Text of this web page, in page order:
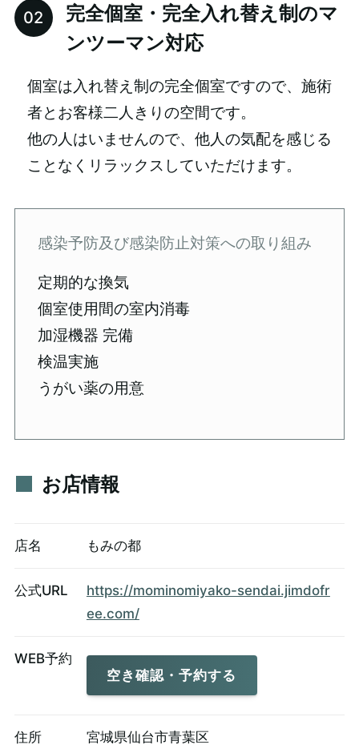
完全個室・完全入れ替え制のマ
ンツーマン対応
個室は入れ替え制の完全個室ですので、施術
者とお客様二人きりの空間です。
他の人はいませんので、他人の気配を感じる
ことなくリラックスしていただけます。
感染予防及び感染防止対策への取り組み
定期的な換気
個室使用間の室内消毒
加湿機器 完備
検温実施
うがい薬の用意
お店情報
店名 もみの都
公式URL
https://mominomiyako-sendai.jimdofr
ee.com/
WEB予約
空き確認・予約する
住所 宮城県仙台市青葉区